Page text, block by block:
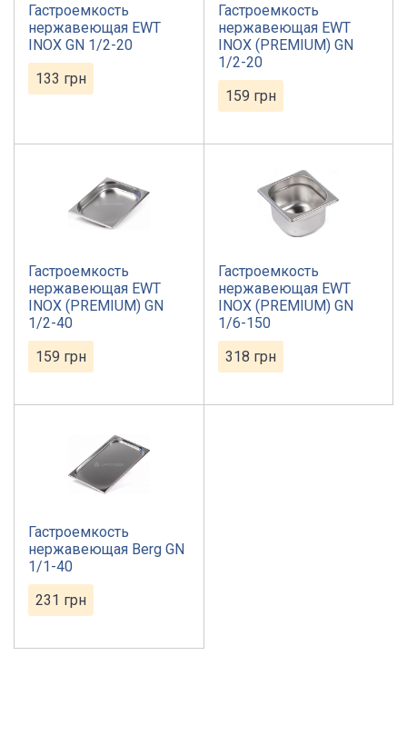
Гастроемкость
нержавеющая EWT
INOX GN 1/2-20
133 грн
Гастроемкость
нержавеющая EWT
INOX (PREMIUM) GN
1/2-20
159 грн
Гастроемкость
нержавеющая EWT
INOX (PREMIUM) GN
1/2-40
159 грн
Гастроемкость
нержавеющая EWT
INOX (PREMIUM) GN
1/6-150
318 грн
Гастроемкость
нержавеющая Berg GN
1/1-40
231 грн